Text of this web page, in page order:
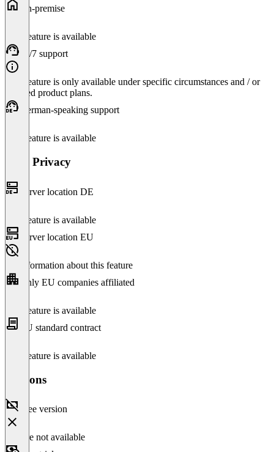
On-premise
This feature is available
24/7 support
This feature is only available under specific circumstances and / or
selected product plans.
German-speaking support
This feature is available
Data Privacy
Server location DE
This feature is available
Server location EU
No information about this feature
Only EU companies affiliated
This feature is available
EU standard contract
This feature is available
Versions
Free version
Feature not available